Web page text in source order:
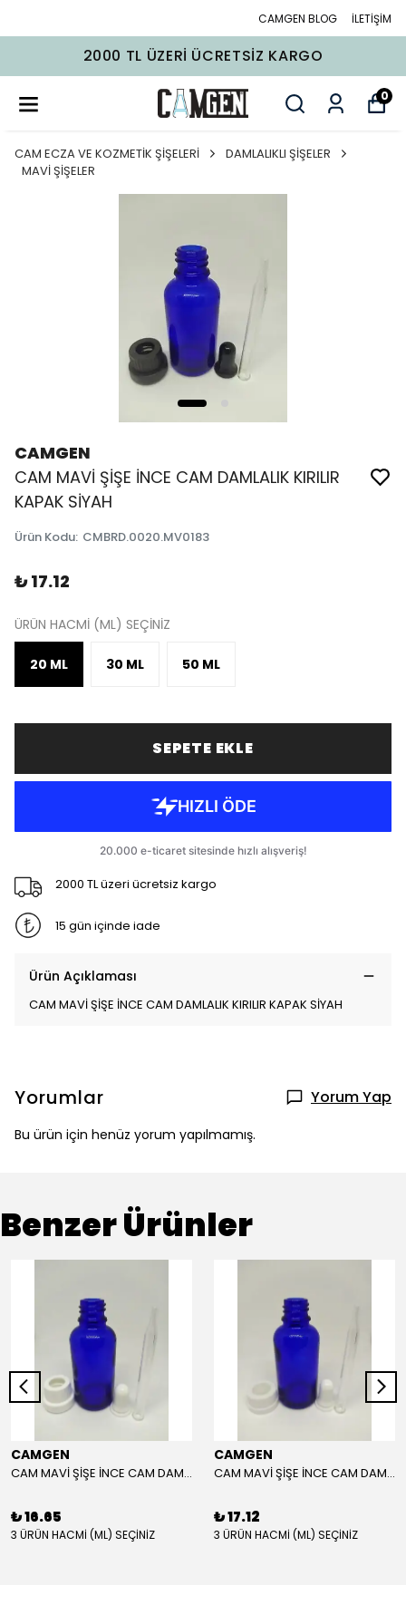
CAMGEN BLOG İLETİŞİM
2000 TL ÜZERI ÜCRETSIZ KARGO
0
CAM ECZA VE KOZMETİK ŞİŞELERİ
DAMLALIKLI ŞİŞELER
MAVİ ŞİŞELER
CAMGEN
CAM MAVİ ŞİŞE İNCE CAM DAMLALIK KIRILIR
KAPAK SİYAH
Ürün Kodu: CMBRD.0020.MV0183
₺ 17.12
ÜRÜN HACMİ (ML) SEÇİNİZ
20 ML 30 ML 50 ML
SEPETE EKLE
2000 TL üzeri ücretsiz kargo
15 gün içinde iade
Ürün Açıklaması
CAM MAVİ ŞİŞE İNCE CAM DAMLALIK KIRILIR KAPAK SİYAH
Yorumlar Yorum Yap
Bu ürün için henüz yorum yapılmamış.
Benzer Ürünler
CAMGEN
CAM MAVİ ŞİŞE İNCE CAM DAMLALIK KIRILIR KAPAK BEYAZ
₺ 16.65
3 ÜRÜN HACMİ (ML) SEÇİNİZ
CAMGEN
CAM MAVİ ŞİŞE İNCE CAM DAMLALIK ÇOCUK KİLİTLİ KAPAK BEYAZ
₺ 17.12
3 ÜRÜN HACMİ (ML) SEÇİNİZ